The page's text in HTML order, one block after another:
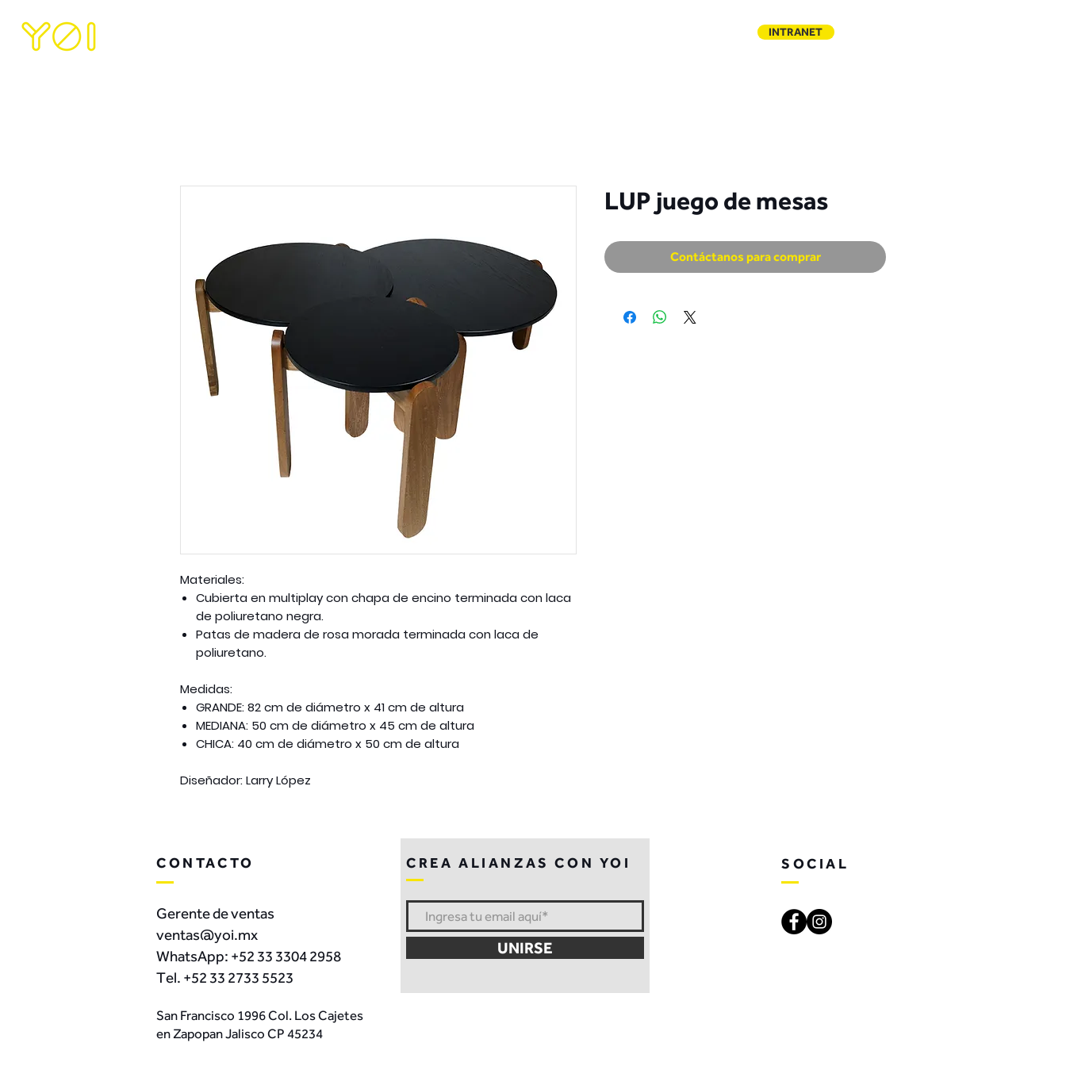
INTRANET
Materiales:
Cubierta en multiplay con chapa de encino terminada con laca
de poliuretano negra.
Patas de madera de rosa morada terminada con laca de
poliuretano.
Medidas:
GRANDE: 82 cm de diámetro x 41 cm de altura
MEDIANA: 50 cm de diámetro x 45 cm de altura
CHICA: 40 cm de diámetro x 50 cm de altura
Diseñador: Larry López
LUP juego de mesas
Contáctanos para comprar
CONTACTO
Gerente de ventas
ventas@yoi.mx
WhatsApp: +52 33 3304 2958
Tel. +52 33 2733 5523
San Francisco 1996 Col. Los Cajetes
en Zapopan Jalisco CP 45234
CREA ALIANZAS CON YOI
UNIRSE
SOCIAL